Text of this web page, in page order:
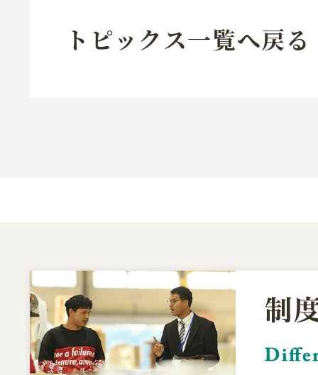
トピックス一覧へ戻る